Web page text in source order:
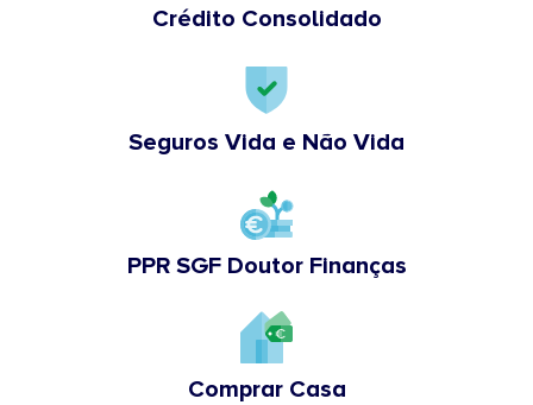
Crédito Consolidado
Seguros Vida e Não Vida
PPR SGF Doutor Finanças
Comprar Casa